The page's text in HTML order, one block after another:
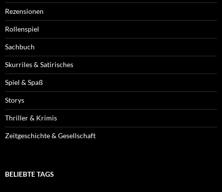
Rezensionen
Rollenspiel
Sachbuch
Skurriles & Satirisches
Spiel & Spaß
Storys
Thriller & Krimis
Zeitgeschichte & Gesellschaft
BELIEBTE TAGS